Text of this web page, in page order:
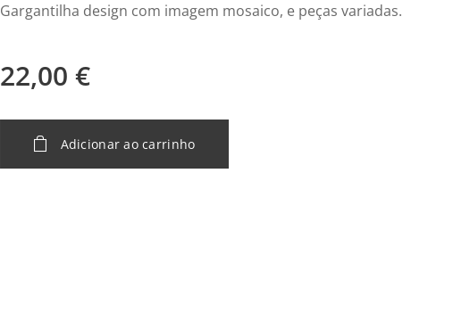
Gargantilha design com imagem mosaico, e peças variadas.
22,00 €
Adicionar ao carrinho